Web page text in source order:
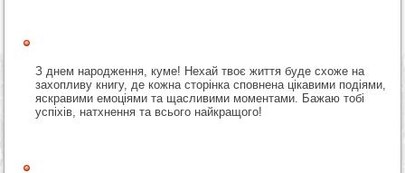
З днем народження, куме! Нехай твоє життя буде схоже на
захопливу книгу, де кожна сторінка сповнена цікавими подіями,
яскравими емоціями та щасливими моментами. Бажаю тобі
успіхів, натхнення та всього найкращого!